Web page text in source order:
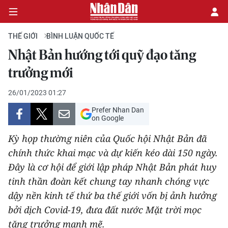
CHÍNH TRỊ
KINH TẾ
VĂN HÓA
XÃ HỘI
PHÁP LUẬT
DU LỊCH
THẾ GIỚI
THẾ GIỚI BÌNH LUẬN QUỐC TẾ
Nhật Bản hướng tới quỹ đạo tăng
trưởng mới
26/01/2023 01:27
Prefer Nhan Dan
on Google
Kỳ họp thường niên của Quốc hội Nhật Bản đã
chính thức khai mạc và dự kiến kéo dài 150 ngày.
Đây là cơ hội để giới lập pháp Nhật Bản phát huy
tinh thần đoàn kết chung tay nhanh chóng vực
dậy nền kinh tế thứ ba thế giới vốn bị ảnh hưởng
bởi dịch Covid-19, đưa đất nước Mặt trời mọc
tăng trưởng mạnh mẽ.